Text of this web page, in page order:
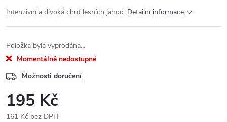
Intenzivní a divoká chuť lesních jahod. Detailní informace
Položka byla vyprodána…
Momentálně nedostupné
Možnosti doručení
195 Kč
161 Kč bez DPH